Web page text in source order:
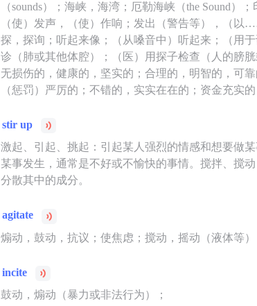
（sounds）；海峡，海湾；厄勒海峡（the Sound）
（使）发声，（使）作响；发出（警告等），（
探，探询；听起来像；（从嗓音中）听起来；（用
诊（肺或其他体腔）；（医）用探子检查（人的膀
无损伤的，健康的，坚实的；合理的，明智的，可
（惩罚）严厉的；不错的，实实在在的；资金充实的
stir up
激起、引起、挑起：引起某人强烈的情感和想要做
某事发生，通常是不好或不愉快的事情。搅拌、搅
分散其中的成分。
agitate
煽动，鼓动，抗议；使焦虑；搅动，摇动（液体等）
incite
鼓动，煽动（暴力或非法行为）；